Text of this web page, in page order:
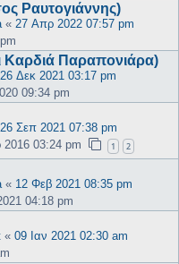
Ραυτογιάννης)
« 27 Απρ 2022 07:57 pm
Καρδιά Παραπονιάρα)
26 Δεκ 2021 03:17 pm
09:34 pm
26 Σεπ 2021 07:38 pm
03:24 pm 1 2
« 12 Φεβ 2021 08:35 pm
04:18 pm
« 09 Ιαν 2021 02:30 am